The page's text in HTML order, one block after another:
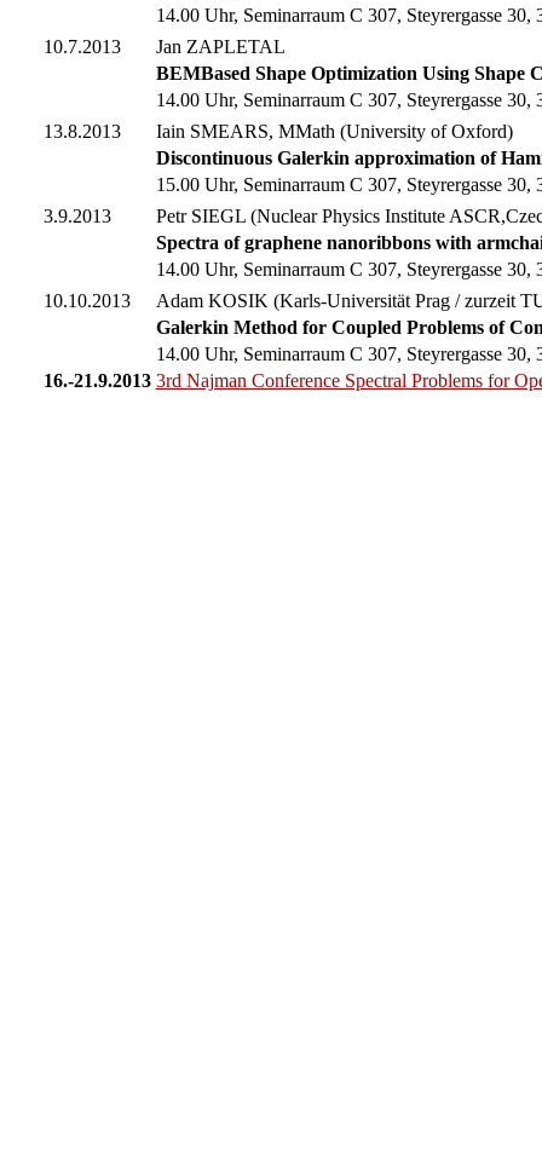
14.00 Uhr, Seminarraum C 307, Steyrergasse 30,
10.7.2013
Jan ZAPLETAL
BEMBased Shape Optimization Using Shape
14.00 Uhr, Seminarraum C 307, Steyrergasse 30,
13.8.2013
Iain SMEARS, MMath (University of Oxford)
Discontinuous Galerkin approximation of
15.00 Uhr, Seminarraum C 307, Steyrergasse 30,
3.9.2013
Petr SIEGL (Nuclear Physics Institute
Spectra of graphene nanoribbons with
14.00 Uhr, Seminarraum C 307, Steyrergasse 30,
10.10.2013
Adam KOSIK (Karls-Universität Prag / zurzeit
Galerkin Method for Coupled Problems of
14.00 Uhr, Seminarraum C 307, Steyrergasse 30,
16.-21.9.2013 3rd Najman Conference Spectral Problems for